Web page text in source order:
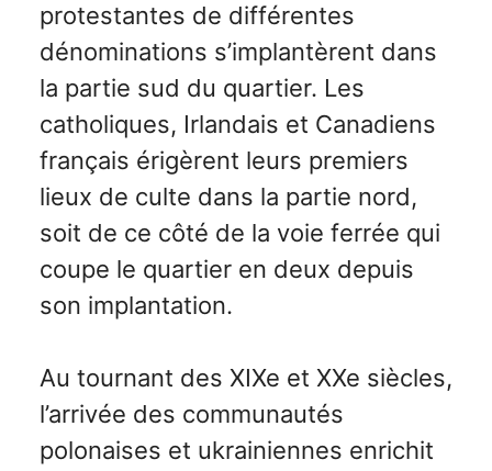
protestantes de différentes
dénominations s’implantèrent dans
la partie sud du quartier. Les
catholiques, Irlandais et Canadiens
français érigèrent leurs premiers
lieux de culte dans la partie nord,
soit de ce côté de la voie ferrée qui
coupe le quartier en deux depuis
son implantation.
Au tournant des XIXe et XXe siècles,
l’arrivée des communautés
polonaises et ukrainiennes enrichit